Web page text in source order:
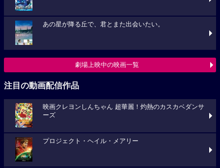
あの星が降る丘で、君とまた出会いたい。
劇場上映中の映画一覧
注目の動画配信作品
映画クレヨンしんちゃん 超華麗！灼熱のカスカベダンサ
ーズ
プロジェクト・ヘイル・メアリー